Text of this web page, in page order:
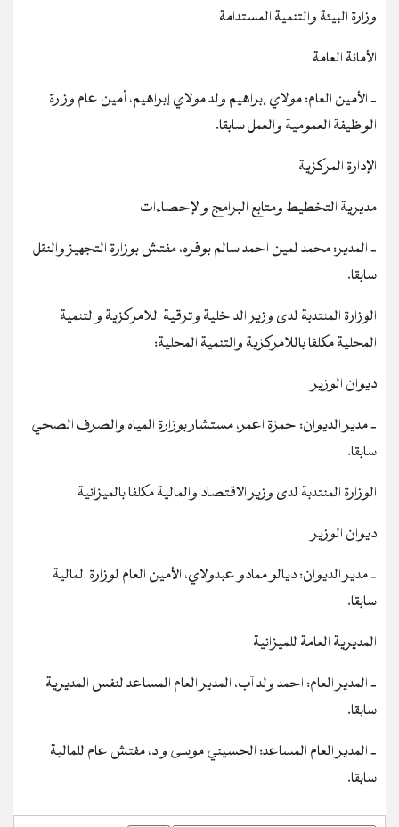
وزارة البيئة والتنمية المستدامة
الأمانة العامة
‐ الأمين العام: مولاي إبراهيم ولد مولاي إبراهيم، أمين عام وزارة
الوظيفة العمومية والعمل سابقا.
الإدارة المركزية
مديرية التخطيط ومتابع البرامج والإحصاءات
‐ المدير: محمد لمين احمد سالم بوفره، مفتش بوزارة التجهيز والنقل
سابقا.
الوزارة المنتدبة لدى وزير الداخلية وترقية اللامركزية والتنمية
المحلية مكلفا باللامركزية والتنمية المحلية:
ديوان الوزير
‐ مدير الديوان: حمزة اعمر، مستشار بوزارة المياه والصرف الصحي
سابقا.
الوزارة المنتدبة لدى وزير الاقتصاد والمالية مكلفا بالميزانية
ديوان الوزير
‐ مدير الديوان: ديالو ممادو عبدولاي، الأمين العام لوزارة المالية
سابقا.
المديرية العامة للميزانية
‐ المدير العام: احمد ولد آب، المدير العام المساعد لنفس المديرية
سابقا.
‐ المدير العام المساعد: الحسيني موسى واد، مفتش عام للمالية
سابقا.